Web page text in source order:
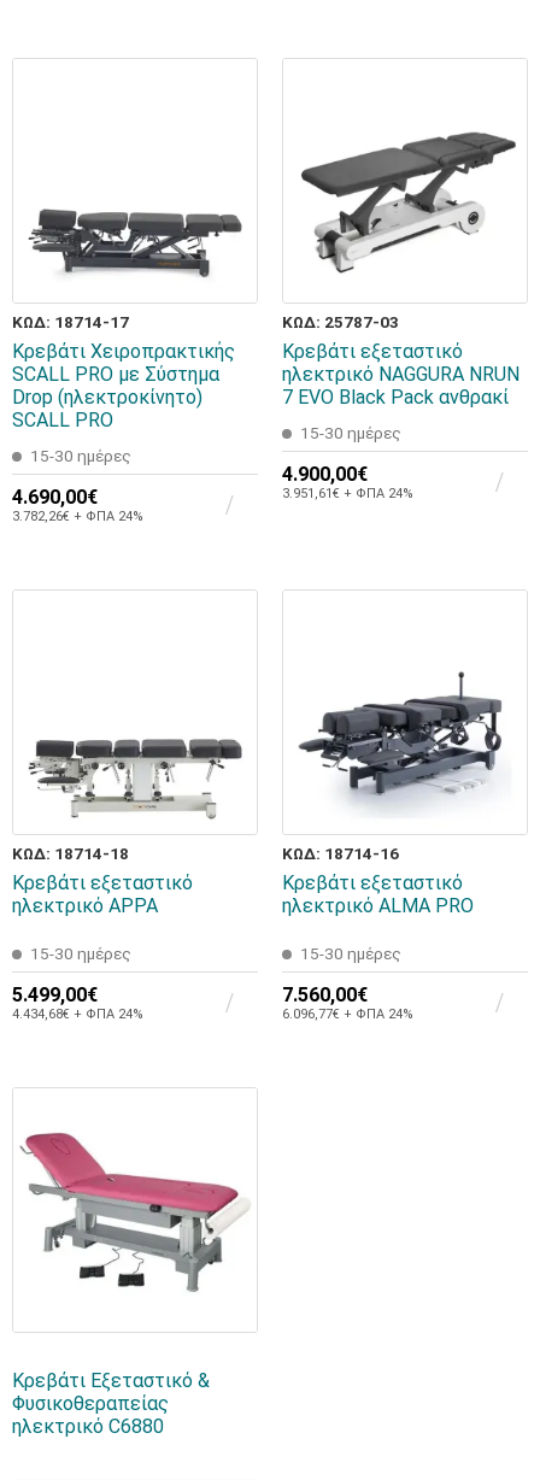
ΚΩΔ: 18714-17
Κρεβάτι Χειροπρακτικής
SCALL PRO με Σύστημα
Drop (ηλεκτροκίνητο)
SCALL PRO
15-30 ημέρες
4.690,00€
3.782,26€ + ΦΠΑ 24%
ΚΩΔ: 25787-03
Κρεβάτι εξεταστικό
ηλεκτρικό NAGGURA NRUN
7 EVO Black Pack ανθρακί
15-30 ημέρες
4.900,00€
3.951,61€ + ΦΠΑ 24%
ΚΩΔ: 18714-18
Κρεβάτι εξεταστικό
ηλεκτρικό APPA
15-30 ημέρες
5.499,00€
4.434,68€ + ΦΠΑ 24%
ΚΩΔ: 18714-16
Κρεβάτι εξεταστικό
ηλεκτρικό ALMA PRO
15-30 ημέρες
7.560,00€
6.096,77€ + ΦΠΑ 24%
Κρεβάτι Εξεταστικό &
Φυσικοθεραπείας
ηλεκτρικό C6880